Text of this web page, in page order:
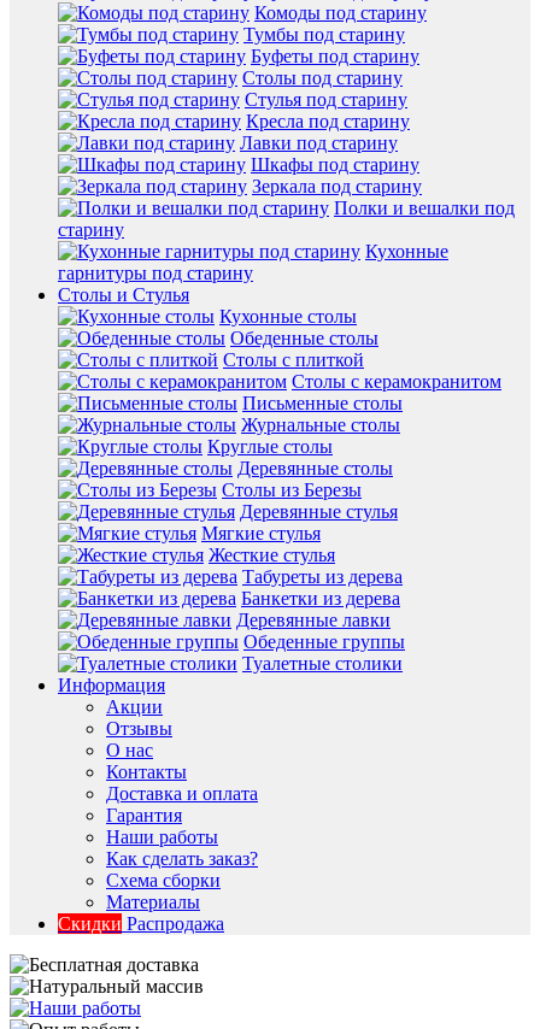
Комоды под старину
Тумбы под старину
Буфеты под старину
Столы под старину
Стулья под старину
Кресла под старину
Лавки под старину
Шкафы под старину
Зеркала под старину
Полки и вешалки под
старину
Кухонные
гарнитуры под старину
Столы и Стулья
Кухонные столы
Обеденные столы
Столы с плиткой
Столы с керамокранитом
Письменные столы
Журнальные столы
Круглые столы
Деревянные столы
Столы из Березы
Деревянные стулья
Мягкие стулья
Жесткие стулья
Табуреты из дерева
Банкетки из дерева
Деревянные лавки
Обеденные группы
Туалетные столики
Информация
Акции
Отзывы
О нас
Контакты
Доставка и оплата
Гарантия
Наши работы
Как сделать заказ?
Схема сборки
Материалы
Скидки Распродажа